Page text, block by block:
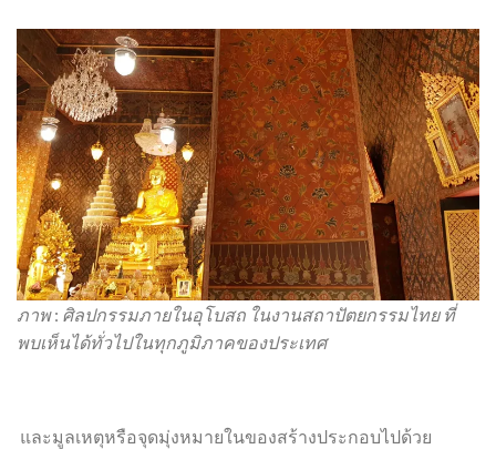
ภาพ: ศิลปกรรมภายในอุโบสถ ในงานสถาปัตยกรรมไทย ที่
พบเห็นได้ทั่วไปในทุกภูมิภาคของประเทศ
และมูลเหตุหรือจุดมุ่งหมายในของสร้างประกอบไปด้วย